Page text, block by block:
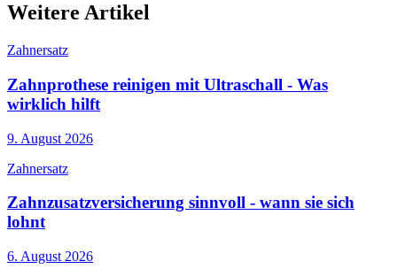
Weitere Artikel
Zahnersatz
Zahnprothese reinigen mit Ultraschall - Was
wirklich hilft
9. August 2026
Zahnersatz
Zahnzusatzversicherung sinnvoll - wann sie sich
lohnt
6. August 2026